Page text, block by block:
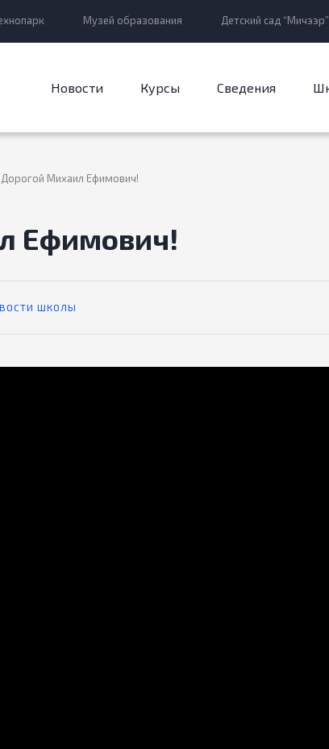
Музей образования Детский сад “Мичээр”
Новости Курсы Сведения
Дорогой Михаил Ефимович!
Ефимович!
ШКОЛЫ